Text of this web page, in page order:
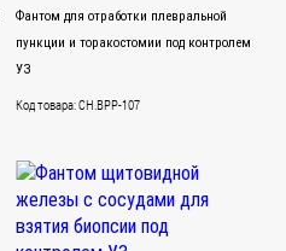
Фантом для отработки плевральной
пункции и торакостомии под контролем
УЗ
Код товара: CH.BPP-107